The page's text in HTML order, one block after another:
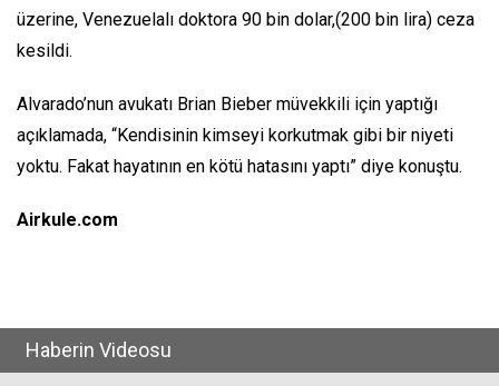
üzerine, Venezuelalı doktora 90 bin dolar,(200 bin lira) ceza
kesildi.
Alvarado’nun avukatı Brian Bieber müvekkili için yaptığı
açıklamada, “Kendisinin kimseyi korkutmak gibi bir niyeti
yoktu. Fakat hayatının en kötü hatasını yaptı” diye konuştu.
Airkule.com
Haberin Videosu